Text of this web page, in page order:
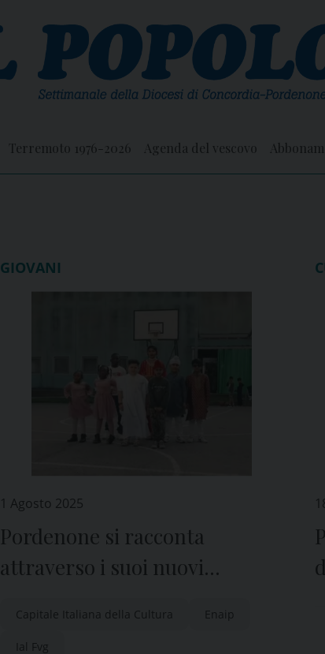
Terremoto 1976-2026 Agenda del vescovo
GIOVANI
1 Agosto 2025
Pordenone si racconta
attraverso i suoi nuovi
Capitale Italiana della Cultura Enaip
Ial Fvg